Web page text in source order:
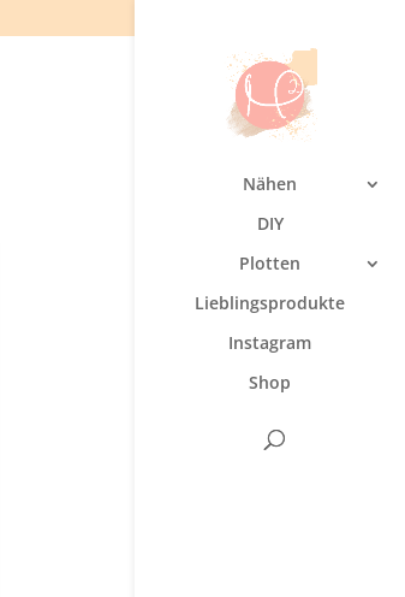
Nähen
DIY
Plotten
Lieblingsprodukte
Instagram
Shop